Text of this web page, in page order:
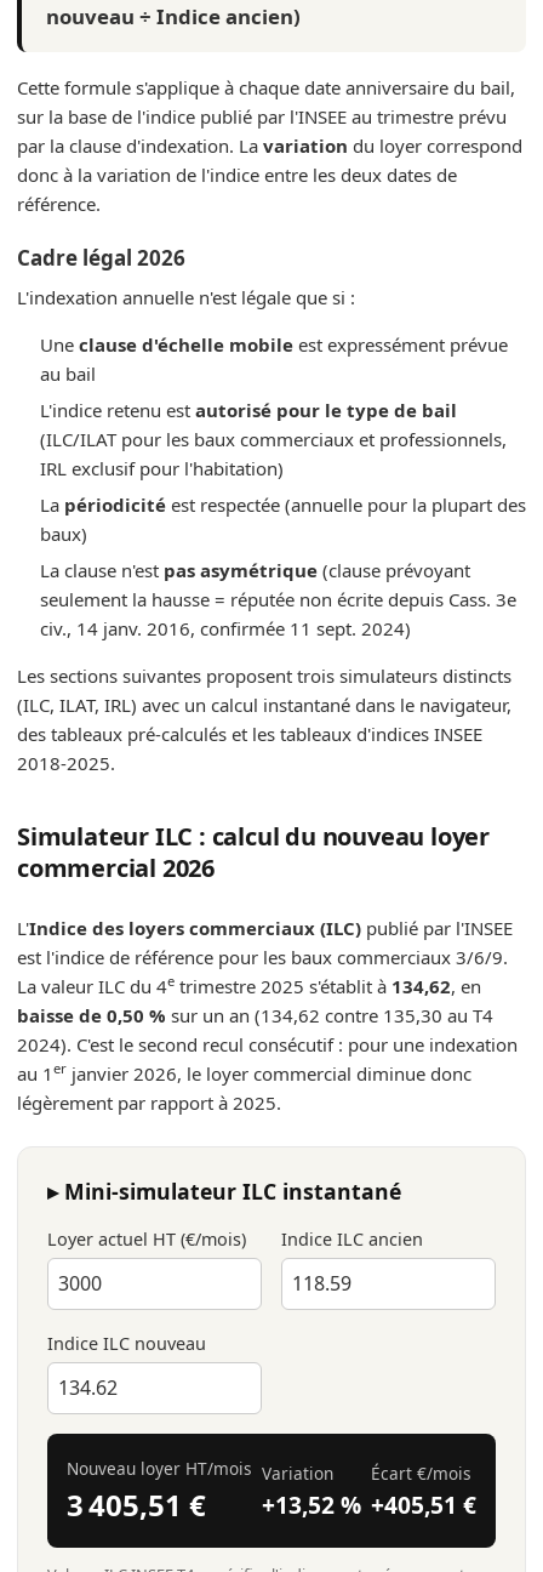
nouveau ÷ Indice ancien)
Cette formule s'applique à chaque date anniversaire du bail,
sur la base de l'indice publié par l'INSEE au trimestre prévu
par la clause d'indexation. La variation du loyer correspond
donc à la variation de l'indice entre les deux dates de
référence.
Cadre légal 2026
L'indexation annuelle n'est légale que si :
Une clause d'échelle mobileest expressément prévue
au bail
L'indice retenu est autorisé pour le type de bail
(ILC/ILAT pour les baux commerciaux et professionnels,
IRL exclusif pour l'habitation)
La périodicitéest respectée (annuelle pour la plupart des
baux)
La clause n'est pas asymétrique(clause prévoyant
seulement la hausse = réputée non écrite depuis Cass. 3e
civ., 14 janv. 2016, confirmée 11 sept. 2024)
Les sections suivantes proposent trois simulateurs distincts
(ILC, ILAT, IRL) avec un calcul instantané dans le navigateur,
des tableaux pré-calculés et les tableaux d'indices INSEE
2018-2025.
Simulateur ILC : calcul du nouveau loyer
commercial 2026
L'Indice des loyers commerciaux (ILC) publié par l'INSEE
est l'indice de référence pour les baux commerciaux 3/6/9.
La valeur ILC du 4e trimestre 2025 s'établit à 134,62, en
baisse de 0,50 % sur un an (134,62 contre 135,30 au T4
2024). C'est le second recul consécutif : pour une indexation
au 1 er janvier 2026, le loyer commercial diminue donc
légèrement par rapport à 2025.
▸ Mini-simulateur ILC instantané
Loyer actuel HT (€/mois) Indice ILC ancien
Indice ILC nouveau
Nouveau loyer HT/mois
3 405,51 €
Variation
+13,52 %
Écart €/mois
+405,51 €